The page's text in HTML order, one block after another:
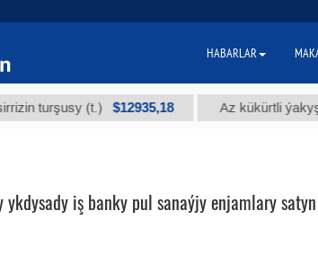
turşusy (t.) $12935,18 Az kükürtli ýakyş
iş banky pul sanaýjy enjamlary
HABARLAR